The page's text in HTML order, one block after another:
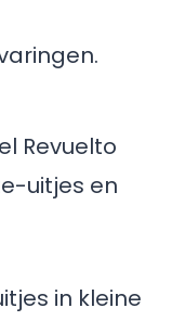
Revuelto
uitjes en
in kleine